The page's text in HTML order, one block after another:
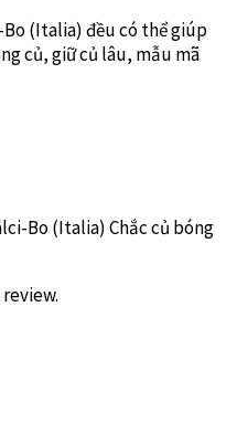
(Italia) đều có thể giúp
củ, giữ củ lâu, mẫu mã
Bo (Italia) Chắc củ bóng